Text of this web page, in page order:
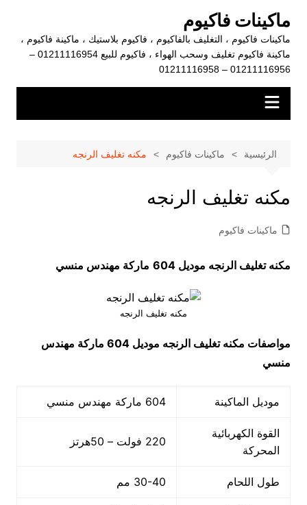
المحتوى
ماكينات فاكيوم
ماكينات فاكيوم ، التغليف بالفاكيوم ، فاكيوم بلاستيك ، ماكينة فاكيوم ،
ماكينة فاكيوم تغليف وسحب الهواء ، فاكيوم للبيع 01211116954 –
01211116956 – 01211116958
الرئيسية ماكينات فاكيوم مكنه تغليف الرنجه
مكنه تغليف الرنجه
ماكينات فاكيوم
مكنه تغليف الرنجه موديل 604 ماركة مهندس منسي
مكنه تغليف الرنجه
مواصفات مكنه تغليف الرنجه موديل 604
ماركة مهندس
منسي
موديل الماكينة 604 ماركة مهندس منسي
القوة الكهربائية
المحركة
220 فولت – 50هرتز
طول اللحام 30-40 مم